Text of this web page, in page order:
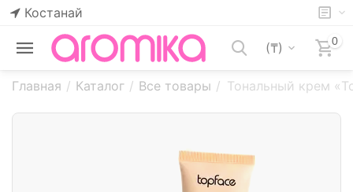
Костанай
(₸) 0
Главная / Каталог / Все товары / Тональный крем